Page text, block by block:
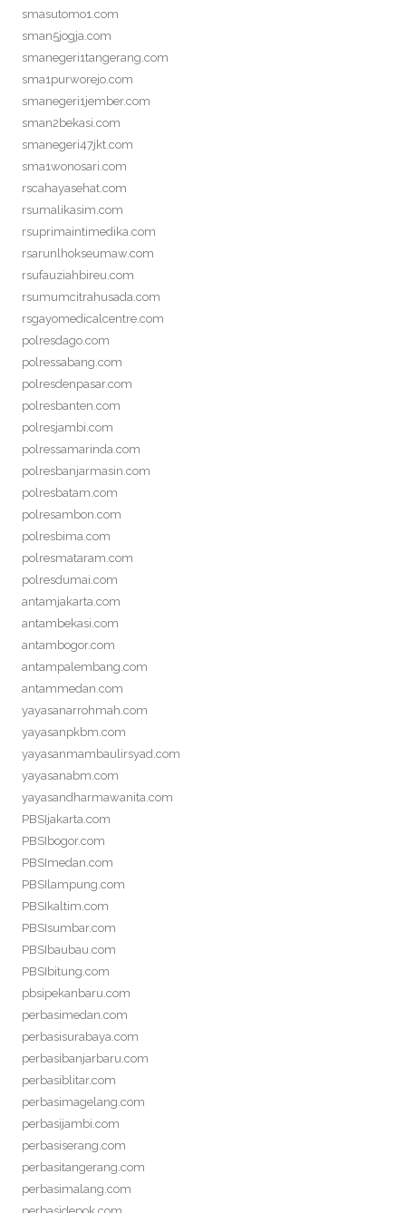
smasutomo1.com
sman5jogja.com
smanegeri1tangerang.com
sma1purworejo.com
smanegeri1jember.com
sman2bekasi.com
smanegeri47jkt.com
sma1wonosari.com
rscahayasehat.com
rsumalikasim.com
rsuprimaintimedika.com
rsarunlhokseumaw.com
rsufauziahbireu.com
rsumumcitrahusada.com
rsgayomedicalcentre.com
polresdago.com
polressabang.com
polresdenpasar.com
polresbanten.com
polresjambi.com
polressamarinda.com
polresbanjarmasin.com
polresbatam.com
polresambon.com
polresbima.com
polresmataram.com
polresdumai.com
antamjakarta.com
antambekasi.com
antambogor.com
antampalembang.com
antammedan.com
yayasanarrohmah.com
yayasanpkbm.com
yayasanmambaulirsyad.com
yayasanabm.com
yayasandharmawanita.com
PBSIjakarta.com
PBSIbogor.com
PBSImedan.com
PBSIlampung.com
PBSIkaltim.com
PBSIsumbar.com
PBSIbaubau.com
PBSIbitung.com
pbsipekanbaru.com
perbasimedan.com
perbasisurabaya.com
perbasibanjarbaru.com
perbasiblitar.com
perbasimagelang.com
perbasijambi.com
perbasiserang.com
perbasitangerang.com
perbasimalang.com